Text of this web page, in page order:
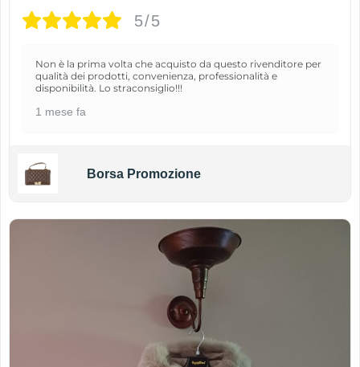
5/5
Non è la prima volta che acquisto da questo rivenditore per
qualità dei prodotti, convenienza, professionalità e
disponibilità. Lo straconsiglio!!!
1 mese fa
Borsa Promozione